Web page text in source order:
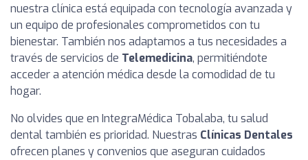
nuestra clínica está equipada con tecnología avanzada y
un equipo de profesionales comprometidos con tu
bienestar. También nos adaptamos a tus necesidades a
través de servicios de Telemedicina, permitiéndote
acceder a atención médica desde la comodidad de tu
hogar.
No olvides que en IntegraMédica Tobalaba, tu salud
dental también es prioridad. Nuestras Clínicas Dentales
ofrecen planes y convenios que aseguran cuidados